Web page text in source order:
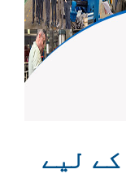
کے لیے